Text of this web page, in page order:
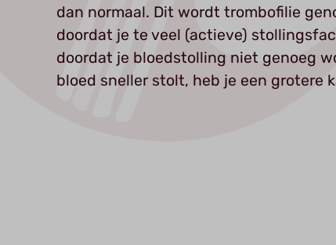
dan normaal. Dit wordt trombofilie
doordat je te veel (actieve)
doordat je bloedstolling niet genoeg
bloed sneller stolt, heb je een grotere